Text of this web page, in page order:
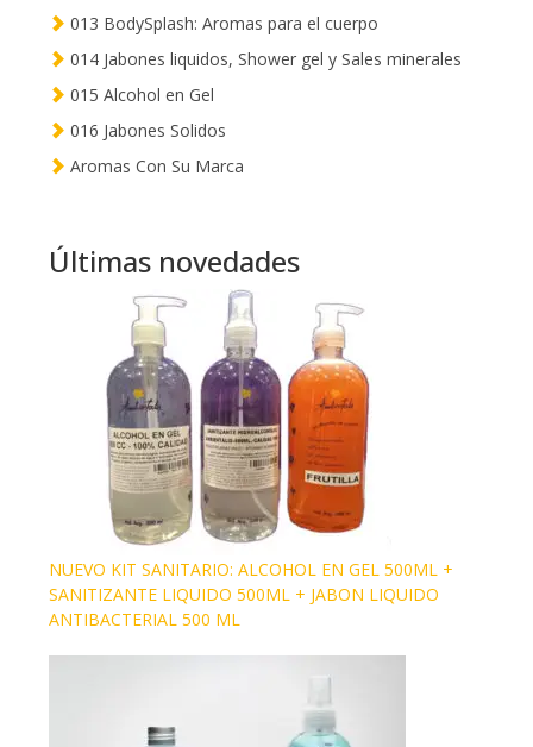
013 BodySplash: Aromas para el cuerpo
014 Jabones liquidos, Shower gel y Sales minerales
015 Alcohol en Gel
016 Jabones Solidos
Aromas Con Su Marca
Últimas novedades
NUEVO KIT SANITARIO: ALCOHOL EN GEL 500ML +
SANITIZANTE LIQUIDO 500ML + JABON LIQUIDO
ANTIBACTERIAL 500 ML